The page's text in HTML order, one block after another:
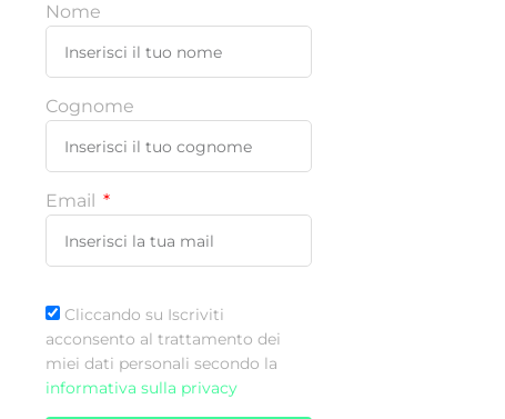
Nome
Cognome
Email
Cliccando su Iscriviti
acconsento al trattamento dei
miei dati personali secondo la
informativa sulla privacy